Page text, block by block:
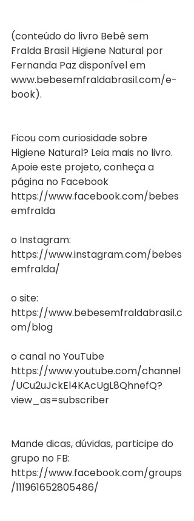
(conteúdo do livro Bebê sem
Fralda Brasil Higiene Natural por
Fernanda Paz disponível em
www.bebesemfraldabrasil.com/e-
book).
Ficou com curiosidade sobre
Higiene Natural? Leia mais no livro.
Apoie este projeto, conheça a
página no Facebook
https://www.facebook.com/bebes
emfralda
o Instagram:
https://www.instagram.com/bebes
emfralda/
o site:
https://www.bebesemfraldabrasil.c
om/blog
o canal no YouTube
https://www.youtube.com/channel
/UCu2uJckEl4KAcUgL8QhnefQ?
view_as=subscriber
Mande dicas, dúvidas, participe do
grupo no FB:
https://www.facebook.com/groups
/111961652805486/